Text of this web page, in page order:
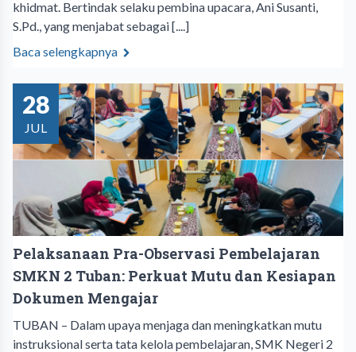
khidmat. Bertindak selaku pembina upacara, Ani Susanti,
S.Pd., yang menjabat sebagai [....]
Baca selengkapnya
28
JUL
Pelaksanaan Pra-Observasi Pembelajaran
SMKN 2 Tuban: Perkuat Mutu dan Kesiapan
Dokumen Mengajar
TUBAN – Dalam upaya menjaga dan meningkatkan mutu
instruksional serta tata kelola pembelajaran, SMK Negeri 2